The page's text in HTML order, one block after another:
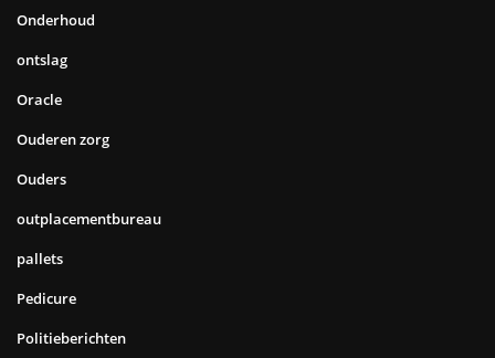
Onderhoud
ontslag
Oracle
Ouderen zorg
Ouders
outplacementbureau
pallets
Pedicure
Politieberichten